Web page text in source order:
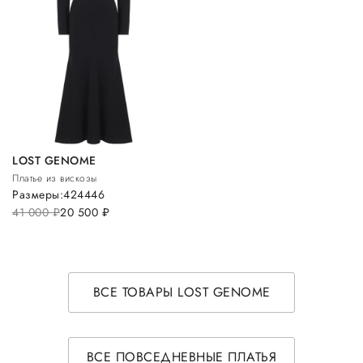
LOST GENOME
Платье из вискозы
41 000руб.20 500 руб.
Размеры:424446
ВСЕ ТОВАРЫ LOST GENOME
ВСЕ ПОВСЕДНЕВНЫЕ ПЛАТЬЯ